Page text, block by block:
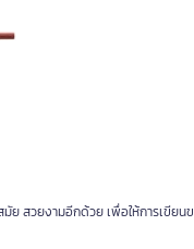
ย สวยงามอีกด้วย เพื่อให้การเ